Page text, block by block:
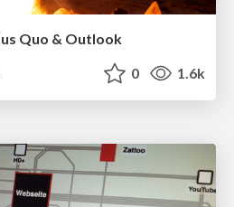
Quo & Outlook
0 1.6k